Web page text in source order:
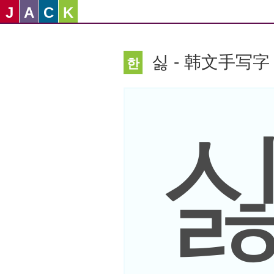
J A C K
한 싫 - 韩文手写字